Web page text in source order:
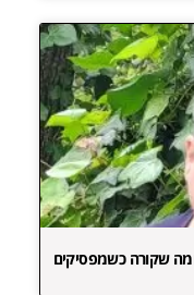
שקורה כשמפסיקים